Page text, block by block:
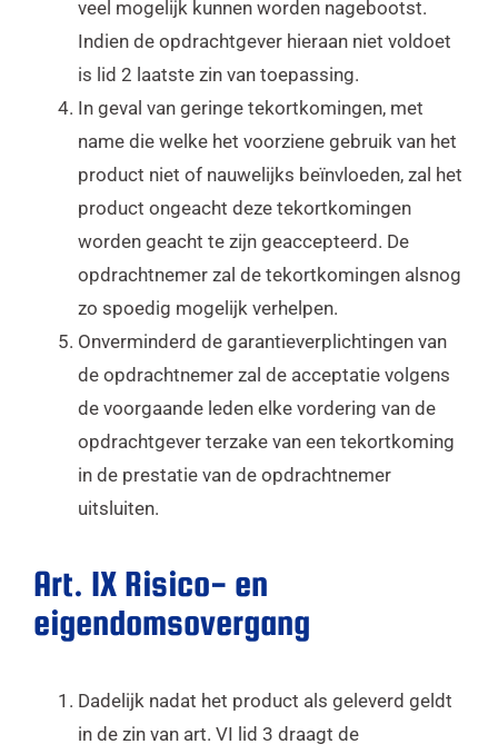
veel mogelijk kunnen worden nagebootst.
Indien de opdrachtgever hieraan niet voldoet
is lid 2 laatste zin van toepassing.
In geval van geringe tekortkomingen, met
name die welke het voorziene gebruik van het
product niet of nauwelijks beïnvloeden, zal het
product ongeacht deze tekortkomingen
worden geacht te zijn geaccepteerd. De
opdrachtnemer zal de tekortkomingen alsnog
zo spoedig mogelijk verhelpen.
Onverminderd de garantieverplichtingen van
de opdrachtnemer zal de acceptatie volgens
de voorgaande leden elke vordering van de
opdrachtgever terzake van een tekortkoming
in de prestatie van de opdrachtnemer
uitsluiten.
Art. IX Risico- en
eigendomsovergang
Dadelijk nadat het product als geleverd geldt
in de zin van art. VI lid 3 draagt de